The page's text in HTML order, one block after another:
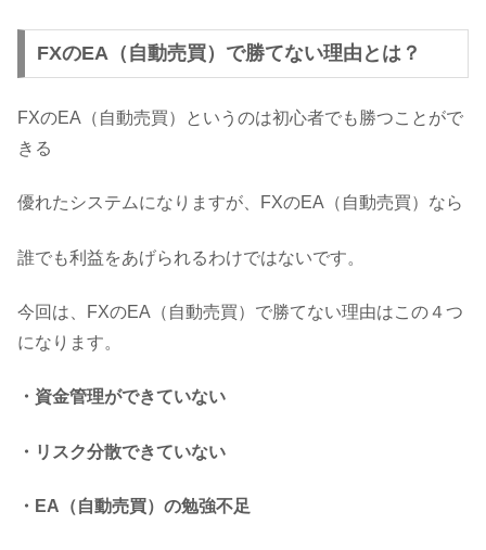
FXのEA（自動売買）で勝てない理由とは？
FXのEA（自動売買）というのは初心者でも勝つことがで
きる
優れたシステムになりますが、FXのEA（自動売買）なら
誰でも利益をあげられるわけではないです。
今回は、FXのEA（自動売買）で勝てない理由はこの４つ
になります。
・資金管理ができていない
・リスク分散できていない
・EA（自動売買）の勉強不足